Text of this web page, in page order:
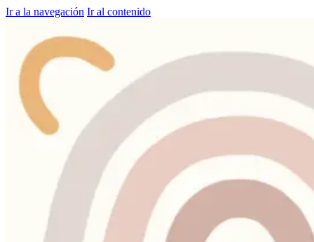
Ir a la navegación Ir al contenido